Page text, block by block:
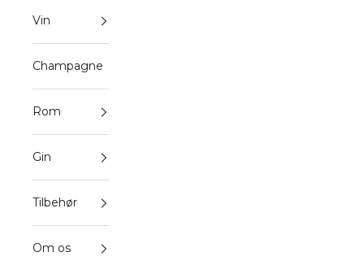
Vin
Champagne
Rom
Gin
Tilbehør
Om os